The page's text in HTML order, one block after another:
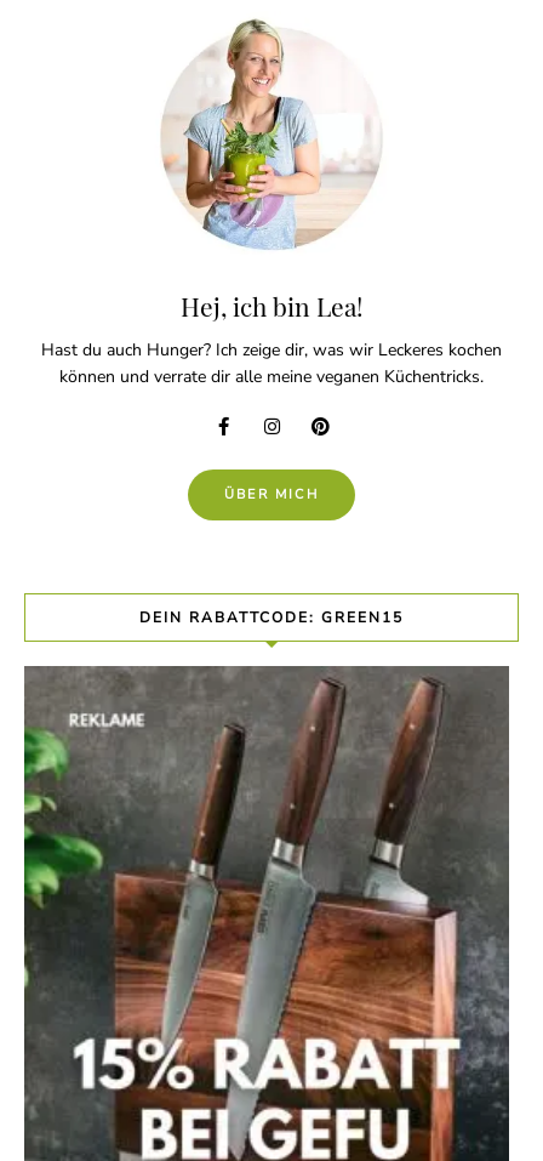
Hej, ich bin Lea!
Hast du auch Hunger? Ich zeige dir, was wir Leckeres kochen
können und verrate dir alle meine veganen Küchentricks.
ÜBER MICH
DEIN RABATTCODE: GREEN15